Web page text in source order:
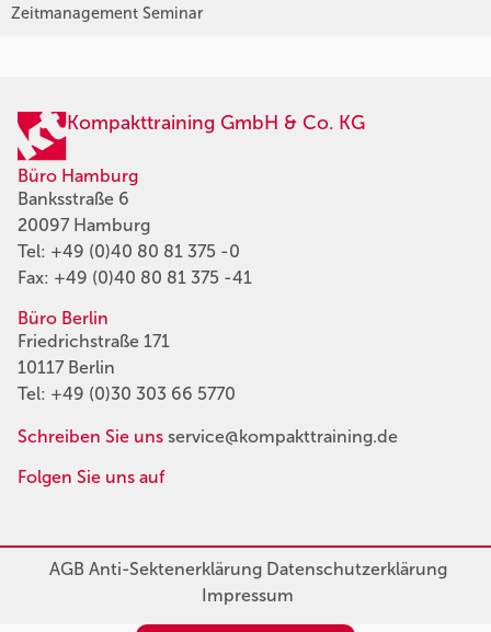
Zeitmanagement Seminar
Kompakttraining GmbH & Co. KG
Büro Hamburg
Banksstraße 6
20097 Hamburg
Tel: +49 (0)40 80 81 375 -0
Fax: +49 (0)40 80 81 375 -41
Büro Berlin
Friedrichstraße 171
10117 Berlin
Tel: +49 (0)30 303 66 5770
Schreiben Sie uns service@kompakttraining.de
Folgen Sie uns auf
AGBAnti-SektenerklärungDatenschutzerklärung
Impressum